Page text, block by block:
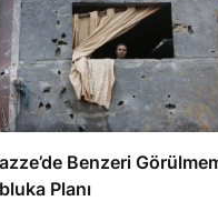
Benzeri
Planı